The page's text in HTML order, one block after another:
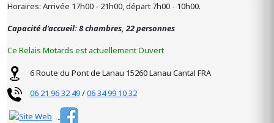
Horaires: Arrivée 17h00 - 21h00, départ 7h00 - 10h00.
Capacité d'accueil: 8 chambres, 22 personnes
Ce Relais Motards est actuellement Ouvert
6 Route du Pont de Lanau 15260Lanau Cantal FRA
06 21 96 32 49/06 34 99 10 32